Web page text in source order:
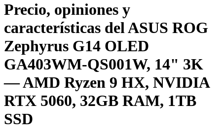
Precio, opiniones y
características delASUS ROG
Zephyrus G14 OLED
GA403WM-QS001W, 14" 3K
— AMD Ryzen 9 HX, NVIDIA
RTX 5060, 32GB RAM, 1TB
SSD